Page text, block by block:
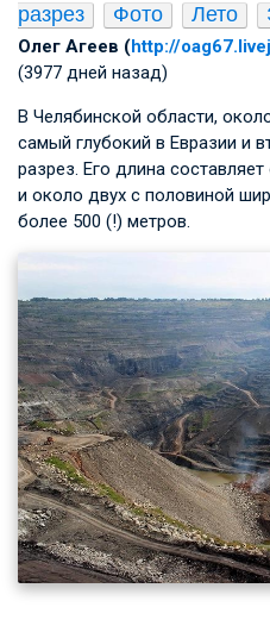
разрез
Фото Лето
Олег Агеев (http://
(3977 дней назад)
В Челябинской области,
самый глубокий в Евразии и
разрез. Его длина
и около двух с половиной
более 500 (!) метров.